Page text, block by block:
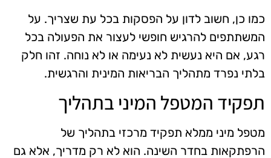
כמו כן, חשוב לדון על הפסקות בכל עת שצריך. על
המשתתפים להרגיש חופשי לעצור את הפעולה בכל
רגע, אם היא נעשית לא נעימה או לא נוחה. זהו חלק
בלתי נפרד מתהליך הבריאות המינית והרגשית.
תפקיד המטפל המיני בתהליך
מטפל מיני ממלא תפקיד מרכזי בתהליך של
הרפתקאות בחדר השינה. הוא לא רק מדריך, אלא גם